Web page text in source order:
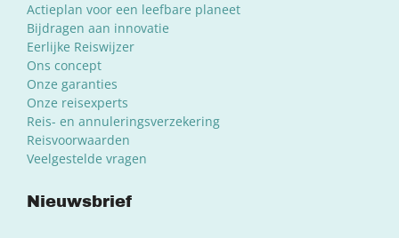
Actieplan voor een leefbare planeet
Bijdragen aan innovatie
Eerlijke Reiswijzer
Ons concept
Onze garanties
Onze reisexperts
Reis- en annuleringsverzekering
Reisvoorwaarden
Veelgestelde vragen
Nieuwsbrief